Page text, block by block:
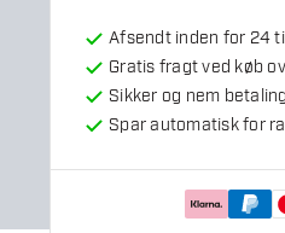
Afsendt inden for 24
Gratis fragt ved køb
Sikker og nem betaling
Spar automatisk for